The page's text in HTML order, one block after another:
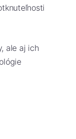
ale aj ich